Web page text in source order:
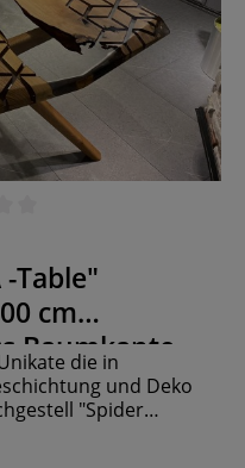
-Table"
Baumkante
die in
und Deko
"Spider
sich bezüglich
mit uns in